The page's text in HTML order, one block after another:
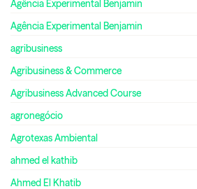
Agência Experimental Benjamin
Agência Experimental Benjamin
agribusiness
Agribusiness & Commerce
Agribusiness Advanced Course
agronegócio
Agrotexas Ambiental
ahmed el kathib
Ahmed El Khatib